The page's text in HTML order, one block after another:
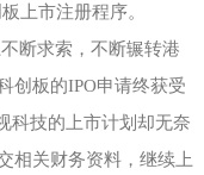
上市注册程序。
断求索，不断辗转港
创板的IPO申请终获受
科技的上市计划却无奈
相关财务资料，继续上